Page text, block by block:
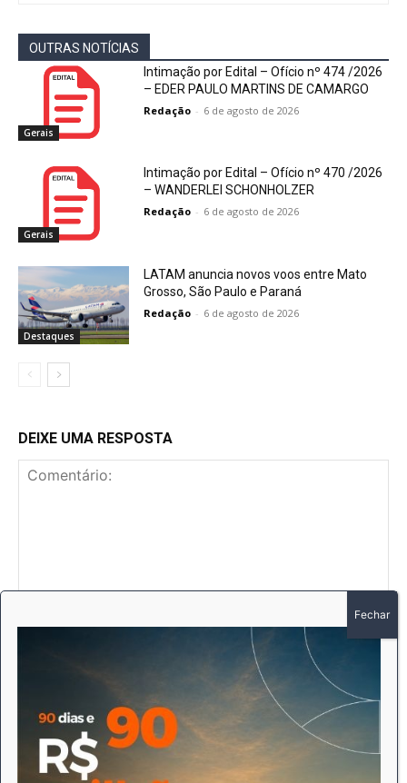
OUTRAS NOTÍCIAS
Gerais
Intimação por Edital – Ofício nº 474 /2026
– EDER PAULO MARTINS DE CAMARGO
Redação - 6 de agosto de 2026
Gerais
Intimação por Edital – Ofício nº 470 /2026
– WANDERLEI SCHONHOLZER
Redação - 6 de agosto de 2026
Destaques
LATAM anuncia novos voos entre Mato
Grosso, São Paulo e Paraná
Redação - 6 de agosto de 2026
DEIXE UMA RESPOSTA